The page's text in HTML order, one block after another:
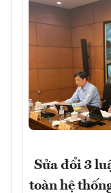
Sửa đổi 3
toàn hệ